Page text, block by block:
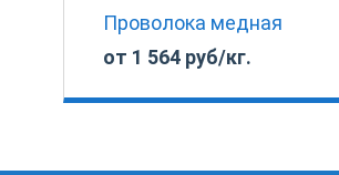
Проволока медная
от 1 564 руб/кг.